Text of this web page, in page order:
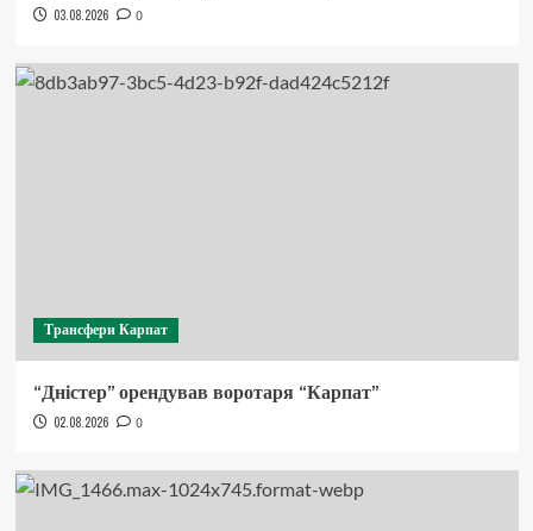
03.08.2026 0
Трансфери Карпат
“Дністер” орендував воротаря “Карпат”
02.08.2026 0